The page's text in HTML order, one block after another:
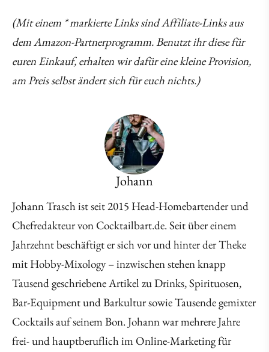
(Mit einem * markierte Links sind Affiliate-Links aus
dem Amazon-Partnerprogramm. Benutzt ihr diese für
euren Einkauf, erhalten wir dafür eine kleine Provision,
am Preis selbst ändert sich für euch nichts.)
Johann
Johann Trasch ist seit 2015 Head-Homebartender und
Chefredakteur von Cocktailbart.de. Seit über einem
Jahrzehnt beschäftigt er sich vor und hinter der Theke
mit Hobby-Mixology – inzwischen stehen knapp
Tausend geschriebene Artikel zu Drinks, Spirituosen,
Bar-Equipment und Barkultur sowie Tausende gemixter
Cocktails auf seinem Bon. Johann war mehrere Jahre
frei- und hauptberuflich im Online-Marketing für